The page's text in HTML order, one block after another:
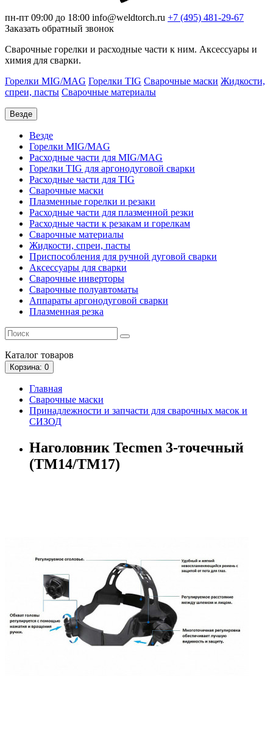
пн-пт 09:00 до 18:00 info@weldtorch.ru +7 (495) 481-29-67
Заказать обратный звонок
Сварочные горелки и расходные части к ним. Аксессуары и
химия для сварки.
Горелки MIG/MAG Горелки TIG Сварочные маски Жидкости,
спреи, пасты Сварочные материалы
Везде
Везде
Горелки MIG/MAG
Расходные части для MIG/MAG
Горелки TIG для аргонодуговой сварки
Расходные части для TIG
Сварочные маски
Плазменные горелки и резаки
Расходные части для плазменной резки
Расходные части к резакам и горелкам
Сварочные материалы
Жидкости, спреи, пасты
Приспособления для ручной дуговой сварки
Аксессуары для сварки
Сварочные инверторы
Сварочные полуавтоматы
Аппараты аргонодуговой сварки
Плазменная резка
Каталог товаров
Корзина: 0
Главная
Сварочные маски
Принадлежности и запчасти для сварочных масок и
СИЗОД
Наголовник Tecmen 3-точечный
(TM14/TM17)